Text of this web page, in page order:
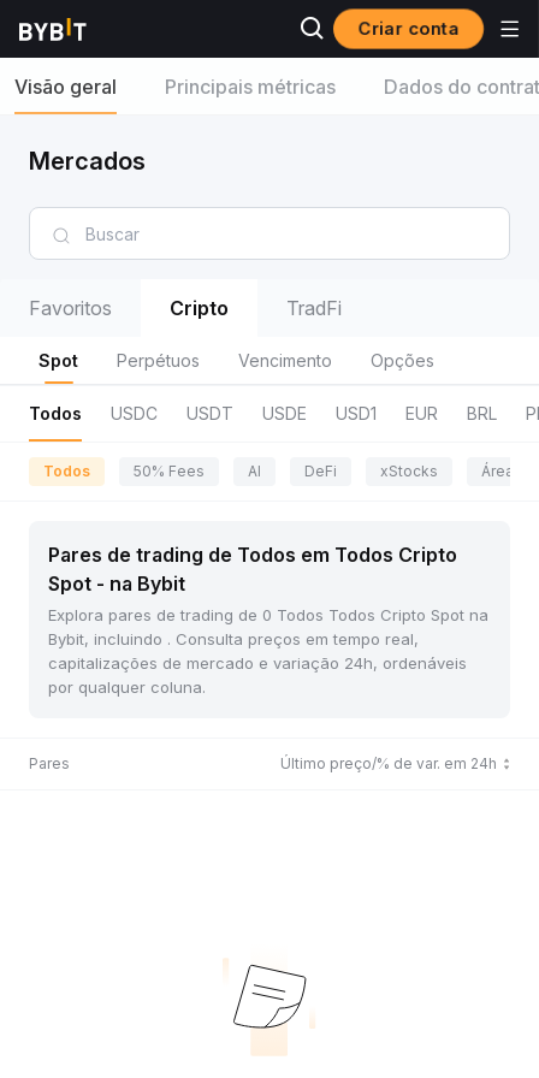
Criar conta
Visão geral Principais métricas Dados do
Mercados
Favoritos Cripto TradFi
Spot Perpétuos Vencimento Opções
Todos USDC USDT USDE USD1 EUR BRL
Todos 50% Fees AI DeFi xStocks Área da
Pares de trading de Todos em Todos Cripto
Spot - na Bybit
Explora pares de trading de 0 Todos Todos Cripto Spot na
Bybit, incluindo . Consulta preços em tempo real,
capitalizações de mercado e variação 24h, ordenáveis
por qualquer coluna.
Pares Último preço/% de var. em 24h